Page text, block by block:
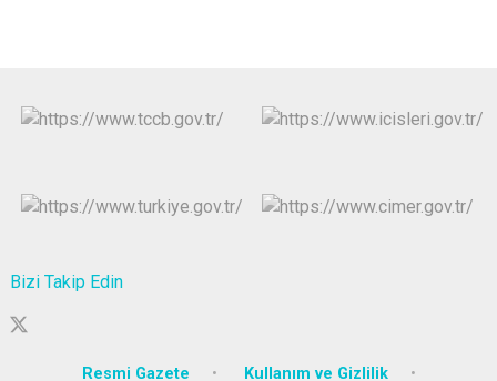
Bizi Takip Edin
Resmi Gazete Kullanım ve Gizlilik